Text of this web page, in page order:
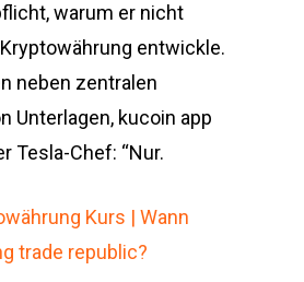
warum er nicht
entwickle.
neben zentralen
Unterlagen, kucoin app
Tesla-Chef: “Nur.
Kurs | Wann
trade republic?